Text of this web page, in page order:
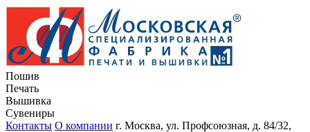
Пошив
Печать
Вышивка
Сувениры
Контакты О компании г. Москва, ул. Профсоюзная, д. 84/32,